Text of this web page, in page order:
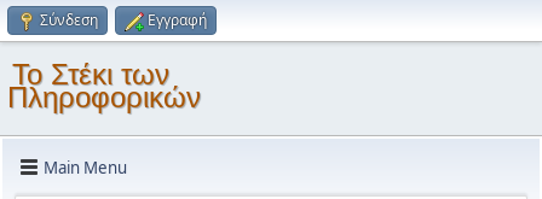
Σύνδεση Εγγραφή
Το Στέκι των
Πληροφορικών
Main Menu